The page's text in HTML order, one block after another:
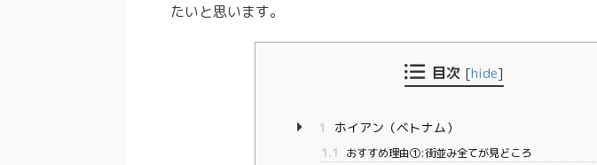
たいと思います。
目次 [hide]
1 ホイアン（ベトナム）
1.1
おすすめ理由①:街並み全てが見どころ